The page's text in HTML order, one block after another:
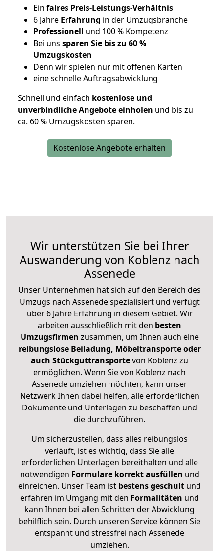
Ein faires Preis-Leistungs-Verhältnis
6 Jahre Erfahrung in der Umzugsbranche
Professionell und 100 % Kompetenz
Bei uns sparen Sie bis zu 60 %
Umzugskosten
Denn wir spielen nur mit offenen Karten
eine schnelle Auftragsabwicklung
Schnell und einfach kostenlose und
unverbindliche Angebote einholen und bis zu
ca. 60 % Umzugskosten sparen.
Kostenlose Angebote erhalten
Wir unterstützen Sie bei Ihrer
Auswanderung von Koblenz nach
Assenede
Unser Unternehmen hat sich auf den Bereich des
Umzugs nach Assenede spezialisiert und verfügt
über 6 Jahre Erfahrung in diesem Gebiet. Wir
arbeiten ausschließlich mit den besten
Umzugsfirmen zusammen, um Ihnen auch eine
reibungslose Beiladung, Möbeltransporte oder
auch Stückguttransportevon Koblenz zu
ermöglichen. Wenn Sie von Koblenz nach
Assenede umziehen möchten, kann unser
Netzwerk Ihnen dabei helfen, alle erforderlichen
Dokumente und Unterlagen zu beschaffen und
die durchzuführen.
Um sicherzustellen, dass alles reibungslos
verläuft, ist es wichtig, dass Sie alle
erforderlichen Unterlagen bereithalten und alle
notwendigen Formulare korrekt ausfüllen und
einreichen. Unser Team ist bestens geschult und
erfahren im Umgang mit den Formalitäten und
kann Ihnen bei allen Schritten der Abwicklung
behilflich sein. Durch unseren Service können Sie
entspannt und stressfrei nach Assenede
umziehen.